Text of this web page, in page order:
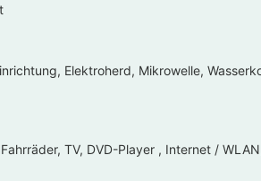
Elektroherd, Mikrowelle,
TV, DVD-Player , Internet /